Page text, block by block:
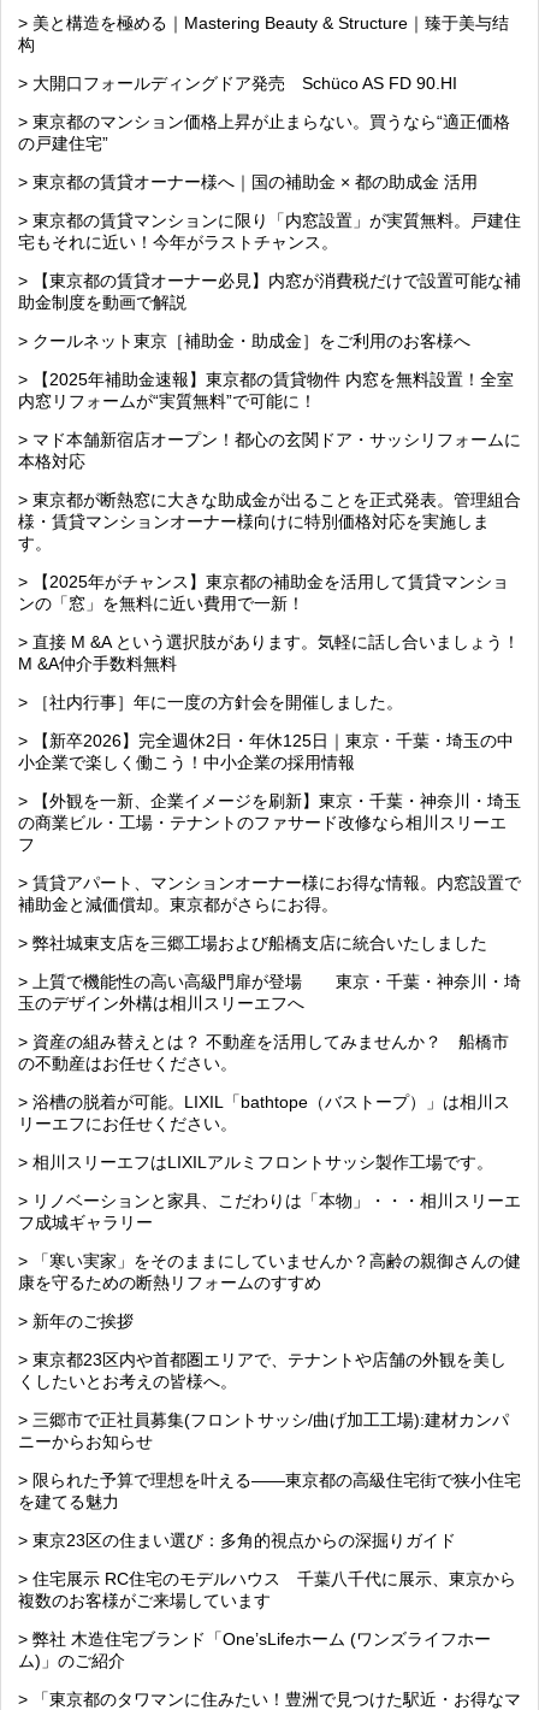
> 美と構造を極める｜Mastering Beauty & Structure｜臻于美与结
构
> 大開口フォールディングドア発売 Schüco AS FD 90.HI
> 東京都のマンション価格上昇が止まらない。買うなら“適正価格
の戸建住宅”
> 東京都の賃貸オーナー様へ｜国の補助金 × 都の助成金 活用
> 東京都の賃貸マンションに限り「内窓設置」が実質無料。戸建住
宅もそれに近い！今年がラストチャンス。
> 【東京都の賃貸オーナー必見】内窓が消費税だけで設置可能な補
助金制度を動画で解説
> クールネット東京［補助金・助成金］をご利用のお客様へ
> 【2025年補助金速報】東京都の賃貸物件 内窓を無料設置！全室
内窓リフォームが“実質無料”で可能に！
> マド本舗新宿店オープン！都心の玄関ドア・サッシリフォームに
本格対応
> 東京都が断熱窓に大きな助成金が出ることを正式発表。管理組合
様・賃貸マンションオーナー様向けに特別価格対応を実施しま
す。
> 【2025年がチャンス】東京都の補助金を活用して賃貸マンショ
ンの「窓」を無料に近い費用で一新！
> 直接 M &A という選択肢があります。気軽に話し合いましょう！
M &A仲介手数料無料
> ［社内行事］年に一度の方針会を開催しました。
> 【新卒2026】完全週休2日・年休125日｜東京・千葉・埼玉の中
小企業で楽しく働こう！中小企業の採用情報
> 【外観を一新、企業イメージを刷新】東京・千葉・神奈川・埼玉
の商業ビル・工場・テナントのファサード改修なら相川スリーエ
フ
> 賃貸アパート、マンションオーナー様にお得な情報。内窓設置で
補助金と減価償却。東京都がさらにお得。
> 弊社城東支店を三郷工場および船橋支店に統合いたしました
> 上質で機能性の高い高級門扉が登場 東京・千葉・神奈川・埼
玉のデザイン外構は相川スリーエフへ
> 資産の組み替えとは？ 不動産を活用してみませんか？ 船橋市
の不動産はお任せください。
> 浴槽の脱着が可能。LIXIL「bathtope（バストープ）」は相川ス
リーエフにお任せください。
> 相川スリーエフはLIXILアルミフロントサッシ製作工場です。
> リノベーションと家具、こだわりは「本物」・・・相川スリーエ
フ成城ギャラリー
> 「寒い実家」をそのままにしていませんか？高齢の親御さんの健
康を守るための断熱リフォームのすすめ
> 新年のご挨拶
> 東京都23区内や首都圏エリアで、テナントや店舗の外観を美し
くしたいとお考えの皆様へ。
> 三郷市で正社員募集(フロントサッシ/曲げ加工工場):建材カンパ
ニーからお知らせ
> 限られた予算で理想を叶える――東京都の高級住宅街で狭小住宅
を建てる魅力
> 東京23区の住まい選び：多角的視点からの深掘りガイド
> 住宅展示 RC住宅のモデルハウス 千葉八千代に展示、東京から
複数のお客様がご来場しています
> 弊社 木造住宅ブランド「One’sLifeホーム (ワンズライフホー
ム)」のご紹介
> 「東京都のタワマンに住みたい！豊洲で見つけた駅近・お得なマ